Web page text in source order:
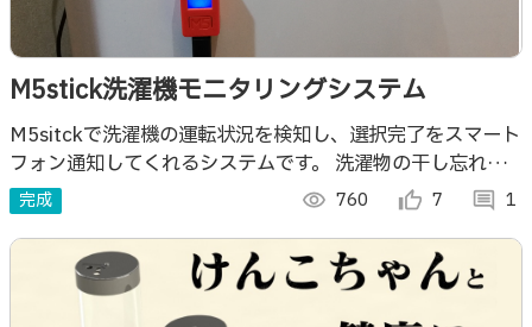
M5stick洗濯機モニタリングシステム
M5sitckで洗濯機の運転状況を検知し、選択完了をスマート
フォン通知してくれるシステムです。 洗濯物の干し忘れを
防止できます。
完成 visibility 760 thumb_up_alt 7 comment 1